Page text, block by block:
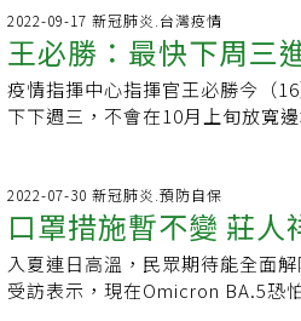
症醫學會榮譽理事長、奇美醫院
素抗藥性研究計畫，廣泛搜集不
菌已對市面上的抗生素新藥產生
見制衡效果。莊銀清解釋，抗生
藥，亦有既有成分經改良、調整
成分，再度進到市面上，救治患
B（Polymyxin B）」腎毒性高且
藥，然國際上已有原料藥廠將其
物管理局對於靜脈注射給藥方式
市，並且已在國外使用多年。然
(一)入境前14日內有疑似COVID-
機場/港口檢疫人員，依檢疫人員
車輛。(二)無症狀之旅客，開放得
制非免簽國家開放「一般性社會
委由親友或由地方政府衛生局安
估快篩陽性結果。確診後，如有
載送(雙方全程佩戴口罩)或依地方
止搭乘大眾運輸工具前往，以降
基、宜花東，疫情已開始走降，
小，65歲以上重症率大約是10萬
是十萬分之0.04。陳秀熙說，重
來也會下降。長期目標是將50歲
次世代疫苗、有效快篩配合早期
療照護量能供需評估。陳秀熙說
檢疫，對於醫療人力的衝擊，可
有21%。他提醒，「避免醫護人
狀接觸者的隔離檢疫措施」，這
應該會落在10月中旬前，並將在
給入境旅客 4 劑快篩，可在7天
上路後，入境台灣者旅遊團及自
主健康管理7天，入境若無症狀可
制。防疫政策鬆綁有助於國內民
來，第一波施打對象，政府提供
全及免疫力低下者接種追加劑使
兒第二劑施打率偏低，全國不到
確診後不適，以及減少近九成
2022-09-17 新冠肺炎.台灣疫情
王必勝：最快下周三
鬆綁
疫情指揮中心指揮官王必勝今（
下下週三，不會在10月上旬放寬
布邊境解封，但是各部會也有很
指揮中心記者會上，有媒體詢問
畫是將在10月10日國慶日當天將
以否認。王必勝說，世界各國陸
放措施，過程有各種提案，但是
2022-07-30 新冠肺炎.預防自保
口罩措施暫不變 莊
入夏連日高溫，民眾期待能全面
受訪表示，現在Omicron BA.5恐